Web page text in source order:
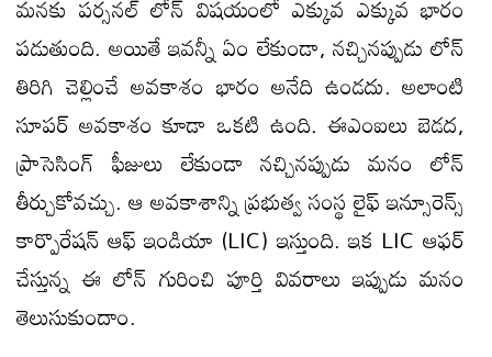
పడుతుంది. అయితే ఇవన్నీ ఏం లేకుండా, నచ్చినప్పుడు లోన్
తిరిగి చెల్లించే అవకాశం భారం అనేది ఉండదు. అలాంటి
సూపర్ అవకాశం కూడా ఒకటి ఉంది. ఈఎంఐలు బెడద,
ప్రాసెసింగ్ ఫీజులు లేకుండా నచ్చినప్పుడు మనం లోన్
తీర్చుకోవచ్చు. ఆ అవకాశాన్ని ప్రభుత్వ సంస్థ లైఫ్ ఇన్సూరెన్స్
కార్పొరేషన్ ఆఫ్ ఇండియా (LIC) ఇస్తుంది. ఇక LIC ఆఫర్
చేస్తున్న ఈ లోన్ గురించి పూర్తి వివరాలు ఇప్పుడు మనం
తెలుసుకుందాం.